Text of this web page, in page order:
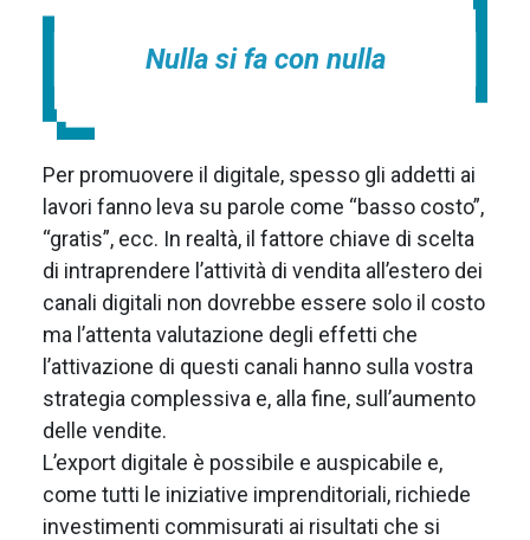
Nulla si fa con nulla
Per promuovere il digitale, spesso gli addetti ai
lavori fanno leva su parole come “basso costo”,
“gratis”, ecc. In realtà, il fattore chiave di scelta
di intraprendere l’attività di vendita all’estero dei
canali digitali non dovrebbe essere solo il costo
ma l’attenta valutazione degli effetti che
l’attivazione di questi canali hanno sulla vostra
strategia complessiva e, alla fine, sull’aumento
delle vendite.
L’export digitale è possibile e auspicabile e,
come tutti le iniziative imprenditoriali, richiede
investimenti commisurati ai risultati che si